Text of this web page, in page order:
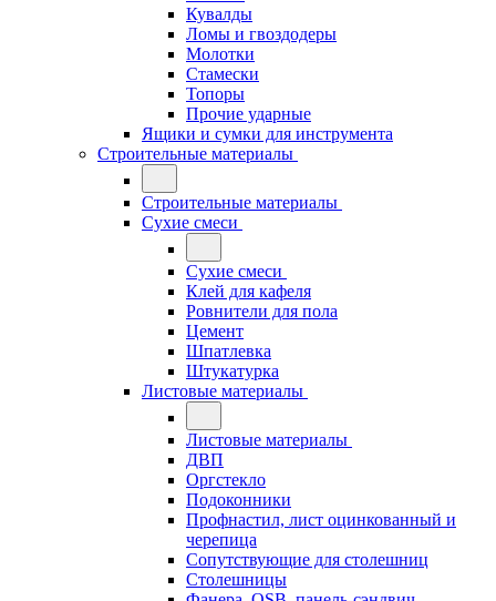
Кувалды
Ломы и гвоздодеры
Молотки
Стамески
Топоры
Прочие ударные
Ящики и сумки для инструмента
Строительные материалы
Строительные материалы
Сухие смеси
Сухие смеси
Клей для кафеля
Ровнители для пола
Цемент
Шпатлевка
Штукатурка
Листовые материалы
Листовые материалы
ДВП
Оргстекло
Подоконники
Профнастил, лист оцинкованный и
черепица
Сопутствующие для столешниц
Столешницы